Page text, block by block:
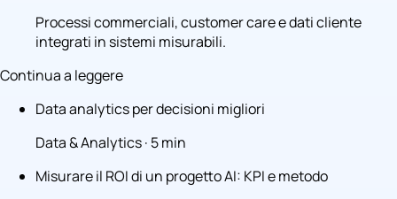
Processi commerciali, customer care e dati cliente
integrati in sistemi misurabili.
Continua a leggere
Data analytics per decisioni migliori
Data & Analytics · 5 min
Misurare il ROI di un progetto AI: KPI e metodo